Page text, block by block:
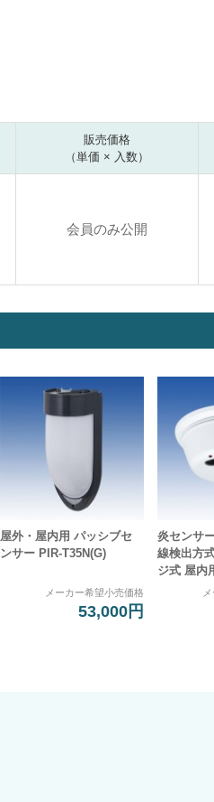
販売価格
（単価 × 入数）
会員のみ公開
屋外・屋内用 パッシブセ
ンサー PIR-T35N(G)
メーカー希望小売価格
53,000円
炎センサ
線検出方
ジ式 屋内